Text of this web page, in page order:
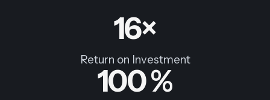
16×
Return on Investment
100 %